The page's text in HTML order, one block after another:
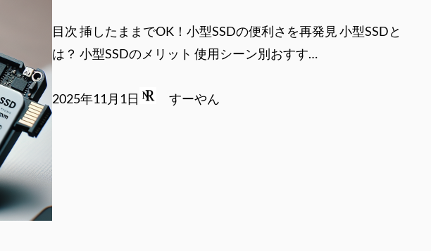
目次 挿したままでOK！小型SSDの便利さを再発見 小型SSDと
は？ 小型SSDのメリット 使用シーン別おすす…
2025年11月1日 すーやん